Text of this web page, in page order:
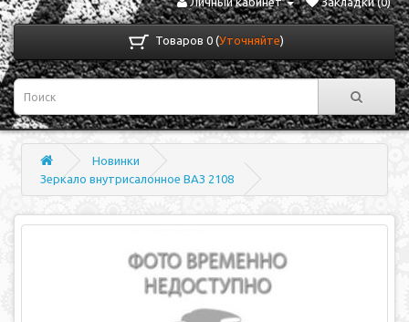
Товаров 0 (Уточняйте)
Новинки
Зеркало внутрисалонное ВАЗ 2108